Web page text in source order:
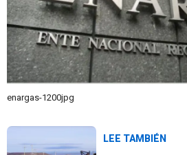
enargas-1200jpg
LEE TAMBIÉN